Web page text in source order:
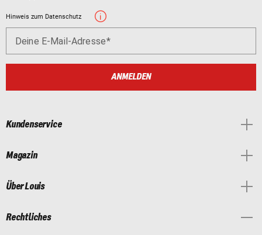
Hinweis zum Datenschutz
Deine E-Mail-Adresse
ANMELDEN
Kundenservice
Magazin
Über Louis
Rechtliches